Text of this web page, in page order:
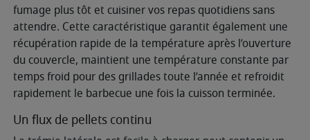
fumage plus tôt et cuisiner vos repas quotidiens sans
attendre. Cette caractéristique garantit également une
récupération rapide de la température après l’ouverture
du couvercle, maintient une température constante par
temps froid pour des grillades toute l’année et refroidit
rapidement le barbecue une fois la cuisson terminée.
Un flux de pellets continu